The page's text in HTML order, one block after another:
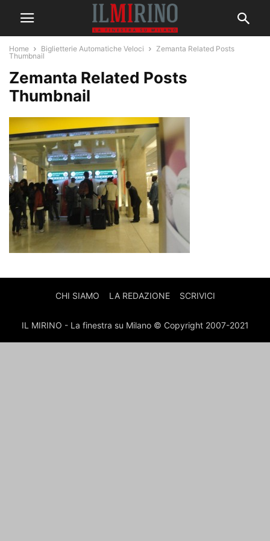
Home Biglietterie Automatiche Veloci
Zemanta Related Posts
Thumbnail
Zemanta Related Posts
Thumbnail
CHI SIAMO LA REDAZIONE SCRIVICI
IL MIRINO - La finestra su Milano © Copyright 2007-2021